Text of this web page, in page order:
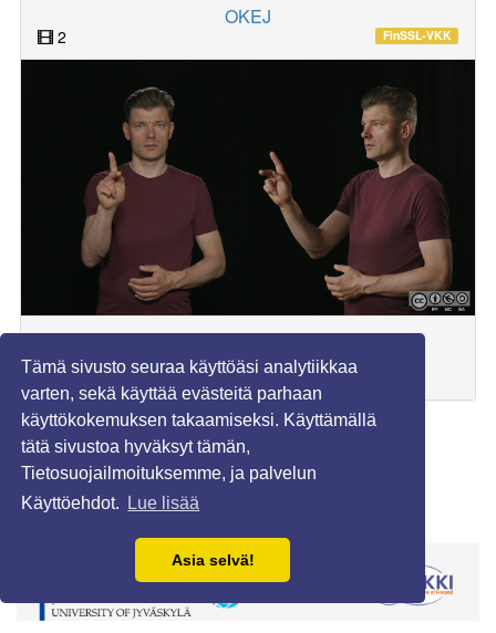
Tämä sivusto seuraa käyttöäsi analytiikkaa
varten, sekä käyttää evästeitä parhaan
käyttökokemuksen takaamiseksi. Käyttämällä
tätä sivustoa hyväksyt tämän,
Tietosuojailmoituksemme, ja palvelun
Käyttöehdot.
Lue lisää
Asia selvä!
OKEJ
2 FinSSL-VKK
okej, ok, OK, saken är klar, hålla med
1 2 3 4 5 6 7